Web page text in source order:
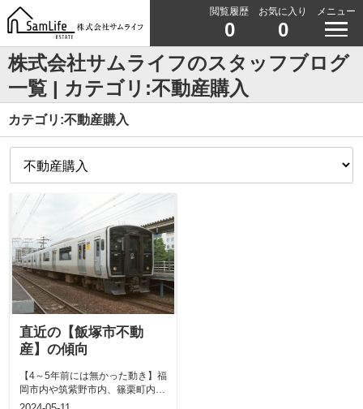
閲覧履歴
0
お気に入り
0
メニュー
株式会社サムライフのスタッフブログ
一覧 | カテゴリ:不動産購入
カテゴリ:不動産購入
直近の【飯塚市不動
産】の傾向
【4～5年前には無かった動き】福
岡市内や筑紫野市内、篠栗町内か
らの お問い合わせが最近とても